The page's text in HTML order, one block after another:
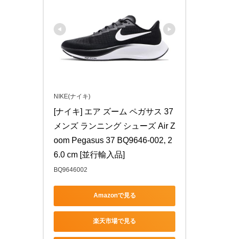
NIKE(ナイキ)
[ナイキ] エア ズーム ペガサス 37
メンズ ランニング シューズ Air Z
oom Pegasus 37 BQ9646-002, 2
6.0 cm [並行輸入品]
BQ9646002
Amazonで見る
楽天市場で見る